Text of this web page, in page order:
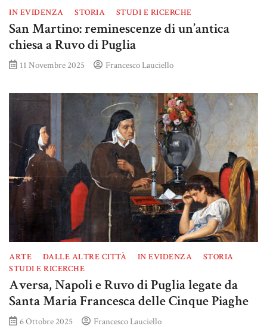
IN EVIDENZA STORIA STUDI E RICERCHE
San Martino: reminescenze di un’antica
chiesa a Ruvo di Puglia
11 Novembre 2025 Francesco Lauciello
ARTE DALLE ALTRE CITTÀ IN EVIDENZA
STORIA
STUDI E RICERCHE
Aversa, Napoli e Ruvo di Puglia legate da
Santa Maria Francesca delle Cinque Piaghe
6 Ottobre 2025 Francesco Lauciello